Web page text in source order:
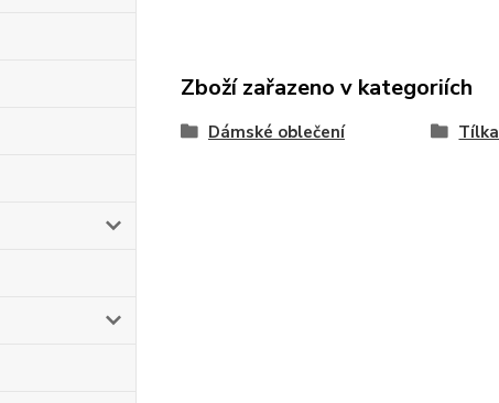
Zboží zařazeno v kategoriích
Dámské oblečení Tílka